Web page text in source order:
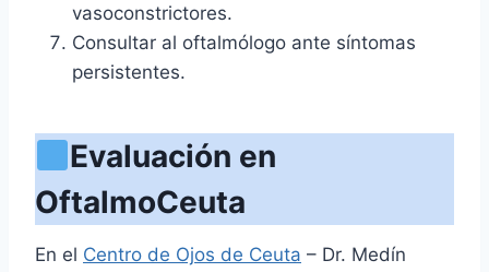
vasoconstrictores.
Consultar al oftalmólogo ante síntomas
persistentes.
Evaluación en
OftalmoCeuta
En el Centro de Ojos de Ceuta – Dr. Medín